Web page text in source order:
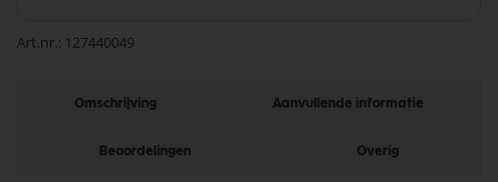
Art.nr. 127440049
Omschrijving Aanvullende informatie
Beoordelingen Overig